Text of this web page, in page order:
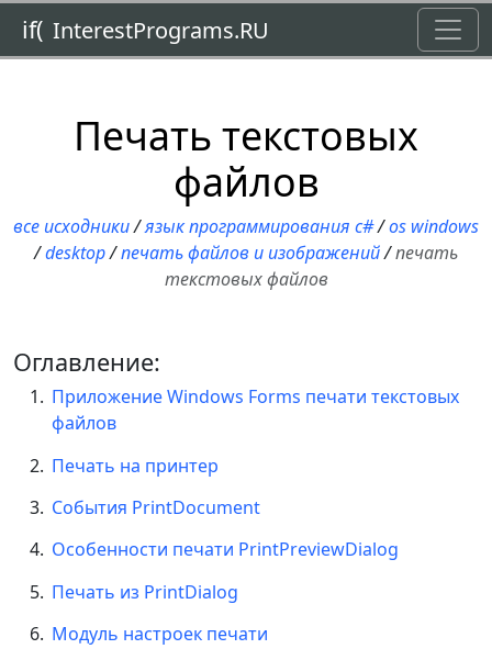
if( InterestPrograms.RU
Печать текстовых
файлов
все исходники/язык программирования c#/os windows
/desktop/печать файлов и изображений/печать
текстовых файлов
Оглавление:
Приложение Windows Forms печати текстовых
файлов
Печать на принтер
События PrintDocument
Особенности печати PrintPreviewDialog
Печать из PrintDialog
Модуль настроек печати